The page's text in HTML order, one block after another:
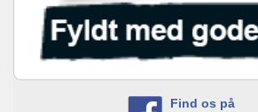
Find os på